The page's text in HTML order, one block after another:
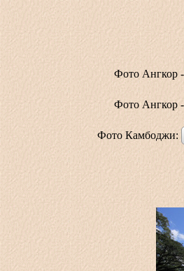
Фото Ангкор -
Фото Ангкор -
Фото Камбоджи: